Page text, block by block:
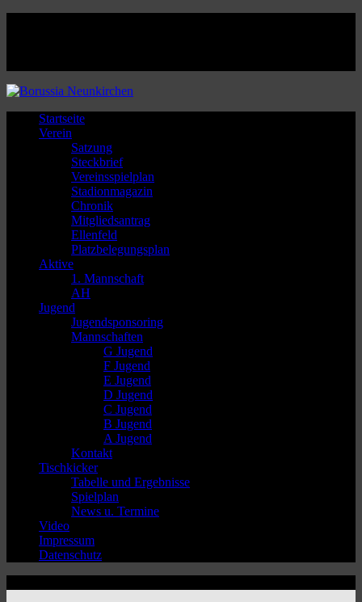
Startseite
Verein
Satzung
Steckbrief
Vereinsspielplan
Stadionmagazin
Chronik
Mitgliedsantrag
Ellenfeld
Platzbelegungsplan
Aktive
1. Mannschaft
AH
Jugend
Jugendsponsoring
Mannschaften
G Jugend
F Jugend
E Jugend
D Jugend
C Jugend
B Jugend
A Jugend
Kontakt
Tischkicker
Tabelle und Ergebnisse
Spielplan
News u. Termine
Video
Impressum
Datenschutz